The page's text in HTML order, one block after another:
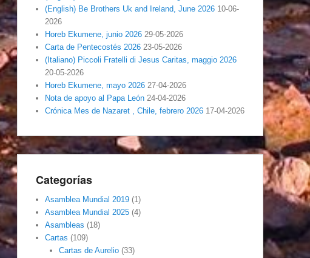
(English) Be Brothers Uk and Ireland, June 2026 10-06-
2026
Horeb Ekumene, junio 2026 29-05-2026
Carta de Pentecostés 2026 23-05-2026
(Italiano) Piccoli Fratelli di Jesus Caritas, maggio 2026
20-05-2026
Horeb Ekumene, mayo 2026 27-04-2026
Nota de apoyo al Papa León 24-04-2026
Crónica Mes de Nazaret , Chile, febrero 2026 17-04-2026
Categorías
Asamblea Mundial 2019 (1)
Asamblea Mundial 2025 (4)
Asambleas (18)
Cartas (109)
Cartas de Aurelio(33)